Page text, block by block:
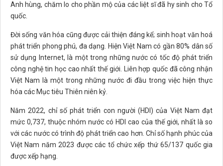
Anh hùng, chăm lo cho phần mộ của các liệt sĩ đã hy sinh cho Tổ
quốc.
Đời sống văn hóa cũng được cải thiện đáng kể; sinh hoạt văn hoá
phát triển phong phú, đa dạng. Hiện Việt Nam có gần 80% dân số
sử dụng Internet, là một trong những nước có tốc độ phát triển
công nghệ tin học cao nhất thế giới. Liên hợp quốc đã công nhận
Việt Nam là một trong những nước đi đầu trong việc hiện thực
hóa các Mục tiêu Thiên niên kỷ.
Năm 2022, chỉ số phát triển con người (HDI) của Việt Nam đạt
mức 0,737, thuộc nhóm nước có HDI cao của thế giới, nhất là so
với các nước có trình độ phát triển cao hơn. Chỉ số hạnh phúc của
Việt Nam năm 2023 được các tổ chức xếp thứ 65/137 quốc gia
được xếp hạng.